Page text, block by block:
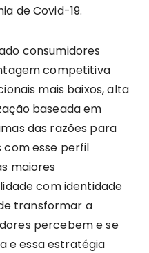
de Covid-19.
consumidores
competitiva
mais baixos, alta
baseada em
das razões para
com esse perfil
maiores
com identidade
transformar a
percebem e se
e essa estratégia